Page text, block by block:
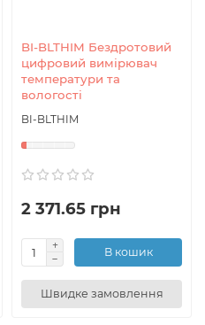
BI-BLTHIM Бездротовий
цифровий вимірювач
температури та
вологості
BI-BLTHIM
2 371.65 грн
В кошик
Швидке замовлення